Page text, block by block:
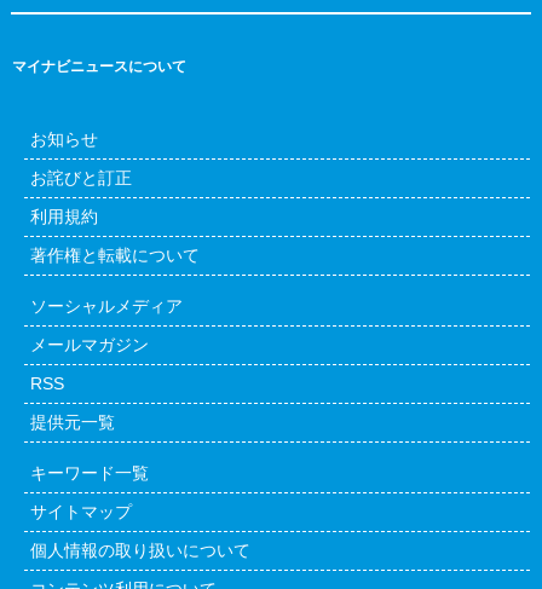
マイナビニュースについて
お知らせ
お詫びと訂正
利用規約
著作権と転載について
ソーシャルメディア
メールマガジン
RSS
提供元一覧
キーワード一覧
サイトマップ
個人情報の取り扱いについて